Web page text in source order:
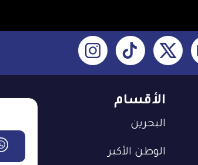
الأقسام
البحرين
الوطن الأكبر